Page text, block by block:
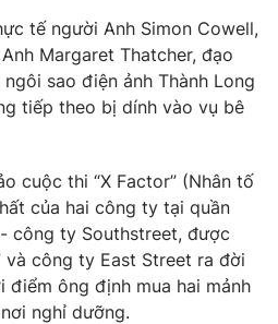
tế người Anh Simon Cowell,
Margaret Thatcher, đạo
sao điện ảnh Thành Long
tiếp theo bị dính vào vụ bê
cuộc thi “X Factor” (Nhân tố
của hai công ty tại quần
công ty Southstreet, được
công ty East Street ra đời
điểm ông định mua hai mảnh
nghỉ dưỡng.